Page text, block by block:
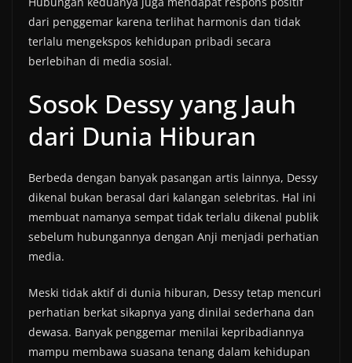
dari penggemar karena terlihat harmonis dan tidak
terlalu mengekspos kehidupan pribadi secara
berlebihan di media sosial.
Sosok Dessy yang Jauh
dari Dunia Hiburan
Berbeda dengan banyak pasangan artis lainnya, Dessy
dikenal bukan berasal dari kalangan selebritas. Hal ini
membuat namanya sempat tidak terlalu dikenal publik
sebelum hubungannya dengan Anji menjadi perhatian
media.
Meski tidak aktif di dunia hiburan, Dessy tetap mencuri
perhatian berkat sikapnya yang dinilai sederhana dan
dewasa. Banyak penggemar menilai kepribadiannya
mampu membawa suasana tenang dalam kehidupan